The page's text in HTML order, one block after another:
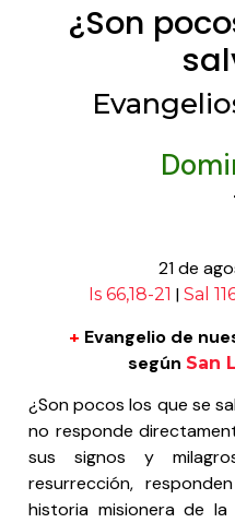
¿Son
21 de
Is 66,18-21 | Sal
+ Evangelio de
según San
¿Son pocos los que se
no responde
sus signos y
resurrección,
historia misionera de